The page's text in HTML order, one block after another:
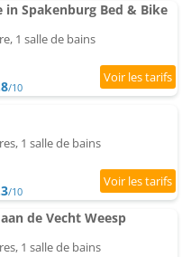
in Spakenburg Bed & Bike
1 salle de bains
/10
1 salle de bains
/10
de Vecht Weesp
1 salle de bains